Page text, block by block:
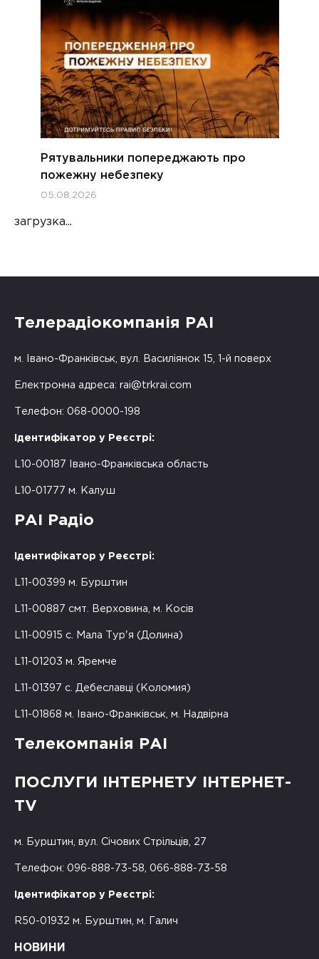
Рятувальники попереджають про
пожежну небезпеку
05.08.2026
загрузка...
Телерадіокомпанія РАІ
м. Івано-Франківськ, вул. Василіянок 15, 1-й поверх
Електронна адреса: rai@trkrai.com
Телефон: 068-0000-198
Ідентифікатор у Реєстрі:
L10-00187 Івано-Франківська область
L10-01777 м. Калуш
РАІ Радіо
Ідентифікатор у Реєстрі:
L11-00399 м. Бурштин
L11-00887 смт. Верховина, м. Косів
L11-00915 с. Мала Тур'я (Долина)
L11-01203 м. Яремче
L11-01397 с. Дебеславці (Коломия)
L11-01868 м. Івано-Франківськ, м. Надвірна
Телекомпанія РАІ
ПОСЛУГИ ІНТЕРНЕТУ ІНТЕРНЕТ-
TV
м. Бурштин, вул. Січових Стрільців, 27
Телефон: 096-888-73-58, 066-888-73-58
Ідентифікатор у Реєстрі:
R50-01932 м. Бурштин, м. Галич
НОВИНИ